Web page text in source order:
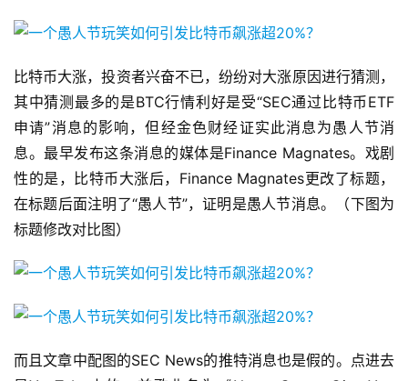
比特币大涨，投资者兴奋不已，纷纷对大涨原因进行猜测，
其中猜测最多的是BTC行情利好是受“SEC通过比特币ETF
申请”消息的影响，但经金色财经证实此消息为愚人节消
息。最早发布这条消息的媒体是Finance Magnates。戏剧
性的是，比特币大涨后，Finance Magnates更改了标题，
在标题后面注明了“愚人节”，证明是愚人节消息。（下图为
标题修改对比图）
而且文章中配图的SEC News的推特消息也是假的。点进去